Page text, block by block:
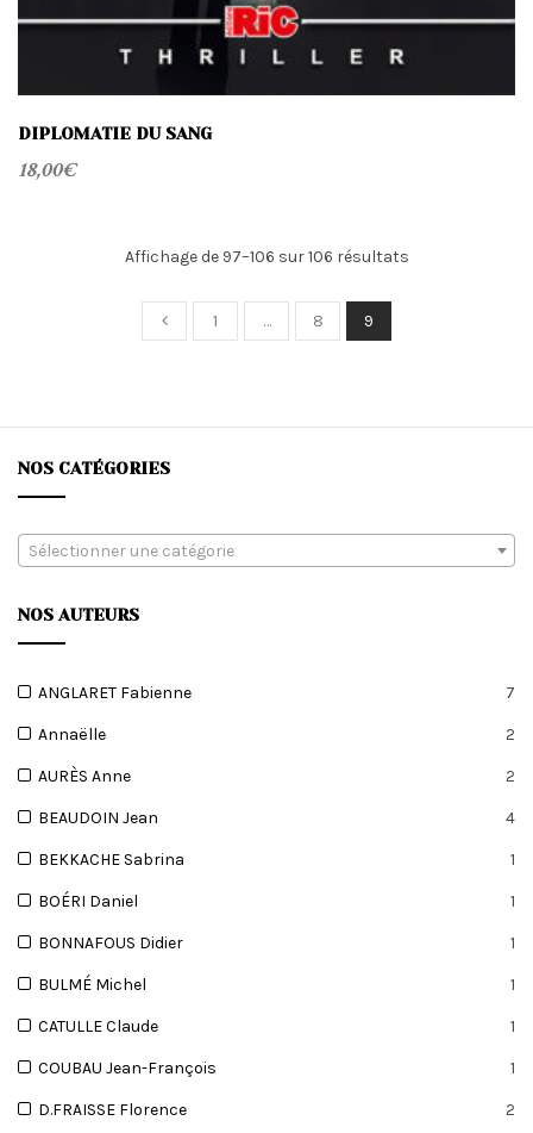
DIPLOMATIE DU SANG
18,00€
Affichage de 97–106 sur 106 résultatsTrié
1 … 8 9
NOS CATÉGORIES
Sélectionner une catégorie
NOS AUTEURS
ANGLARET Fabienne 7
Annaëlle 2
AURÈS Anne 2
BEAUDOIN Jean 4
BEKKACHE Sabrina 1
BOÉRI Daniel 1
BONNAFOUS Didier 1
BULMÉ Michel 1
CATULLE Claude 1
COUBAU Jean-François 1
D.FRAISSE Florence 2